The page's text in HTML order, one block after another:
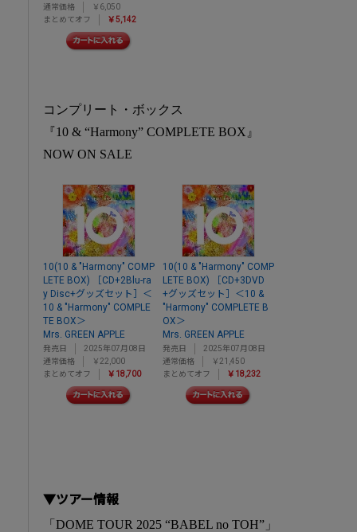
通常価格
￥6,050
まとめてオフ
￥5,142
コンプリート・ボックス
『10 & “Harmony” COMPLETE BOX』
NOW ON SALE
10(10 & "Harmony" COMP
LETE BOX) ［CD+2Blu-ra
y Disc+グッズセット］＜
10 & "Harmony" COMPLE
TE BOX＞
Mrs. GREEN APPLE
発売日
2025年07月08日
通常価格
￥22,000
まとめてオフ
￥18,700
10(10 & "Harmony" COMP
LETE BOX) ［CD+3DVD
+グッズセット］＜10 &
"Harmony" COMPLETE B
OX＞
Mrs. GREEN APPLE
発売日
2025年07月08日
通常価格
￥21,450
まとめてオフ
￥18,232
▼ツアー情報
「DOME TOUR 2025 “BABEL no TOH”」